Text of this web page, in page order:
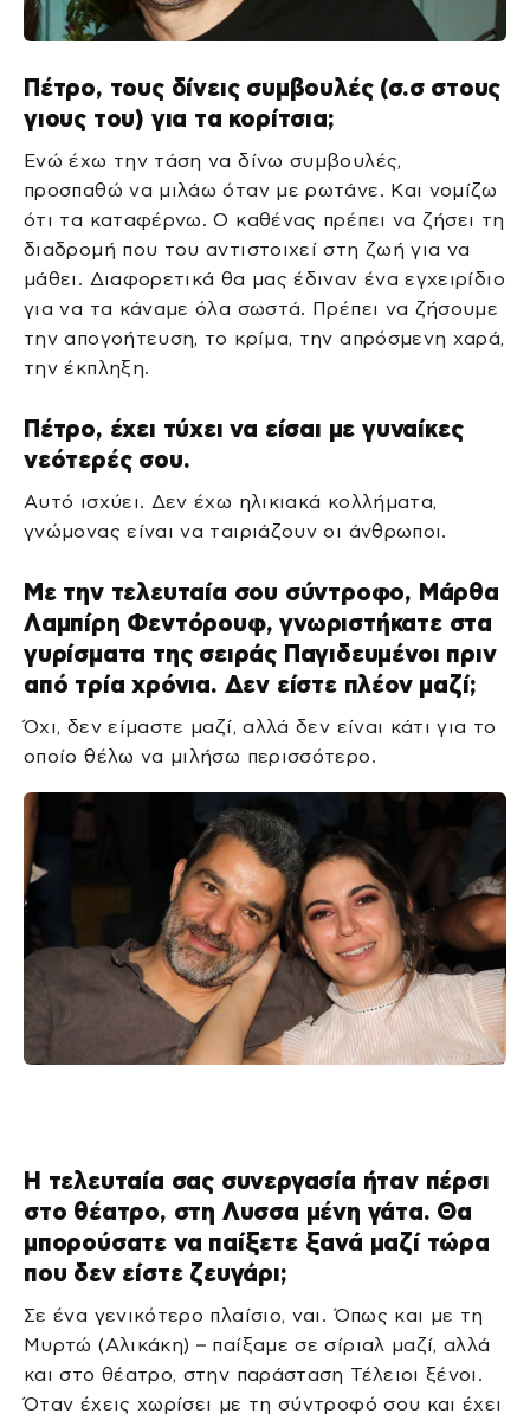
Πέτρο, τους δίνεις συμβουλές (σ.σ στους
γιους του) για τα κορίτσια;
Ενώ έχω την τάση να δίνω συμβουλές,
προσπαθώ να μιλάω όταν με ρωτάνε. Και νομίζω
ότι τα καταφέρνω. Ο καθένας πρέπει να ζήσει τη
διαδρομή που του αντιστοιχεί στη ζωή για να
μάθει. Διαφορετικά θα μας έδιναν ένα εγχειρίδιο
για να τα κάναμε όλα σωστά. Πρέπει να ζήσουμε
την απογοήτευση, το κρίμα, την απρόσμενη χαρά,
την έκπληξη.
Πέτρο, έχει τύχει να είσαι με γυναίκες
νεότερές σου.
Αυτό ισχύει. Δεν έχω ηλικιακά κολλήματα,
γνώμονας είναι να ταιριάζουν οι άνθρωποι.
Με την τελευταία σου σύντροφο, Μάρθα
Λαμπίρη Φεντόρουφ, γνωριστήκατε στα
γυρίσματα της σειράς Παγιδευμένοι πριν
από τρία χρόνια. Δεν είστε πλέον μαζί;
Όχι, δεν είμαστε μαζί, αλλά δεν είναι κάτι για το
οποίο θέλω να μιλήσω περισσότερο.
Η τελευταία σας συνεργασία ήταν πέρσι
στο θέατρο, στη Λυσσα μένη γάτα. Θα
μπορούσατε να παίξετε ξανά μαζί τώρα
που δεν είστε ζευγάρι;
Σε ένα γενικότερο πλαίσιο, ναι. Όπως και με τη
Μυρτώ (Αλικάκη) – παίξαμε σε σίριαλ μαζί, αλλά
και στο θέατρο, στην παράσταση Τέλειοι ξένοι.
Όταν έχεις χωρίσει με τη σύντροφό σου και έχει